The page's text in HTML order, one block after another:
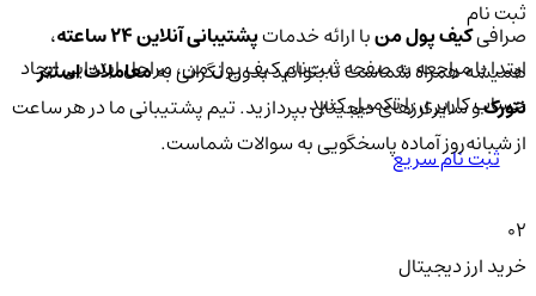
صرافیکیف پول منبا ارائه خدماتپشتیبانی آنلاین ۲۴ ساعته
،
همیشه همراه شماست تا بتوانید بدون نگرانی بهمعاملات استتر
نتورکو سایر ارزهای دیجیتال بپردازید. تیم پشتیبانی ما در هر ساعت
از شبانه‌روز آماده پاسخگویی به سوالات شماست.
ثبت نام
ابتدا با مراجعه به صفحه ثبت‌نام کیف‌ پول من، مراحل ابتدایی ایجاد
حساب کاربری را تکمیل کنید.
ثبت نام سریع
02
خرید ارز دیجیتال